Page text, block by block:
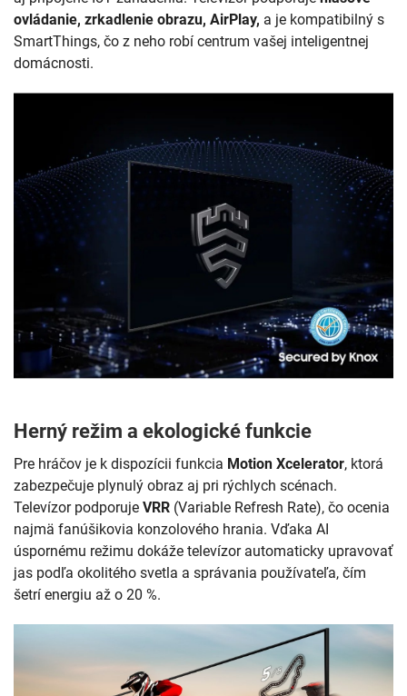
ovládanie, zrkadlenie obrazu, AirPlay, a je kompatibilný s
SmartThings, čo z neho robí centrum vašej inteligentnej
domácnosti.
Herný režim a ekologické funkcie
Pre hráčov je k dispozícii funkcia Motion Xcelerator, ktorá
zabezpečuje plynulý obraz aj pri rýchlych scénach.
Televízor podporuje VRR (Variable Refresh Rate), čo ocenia
najmä fanúšikovia konzolového hrania. Vďaka AI
úspornému režimu dokáže televízor automaticky upravovať
jas podľa okolitého svetla a správania používateľa, čím
šetrí energiu až o 20 %.